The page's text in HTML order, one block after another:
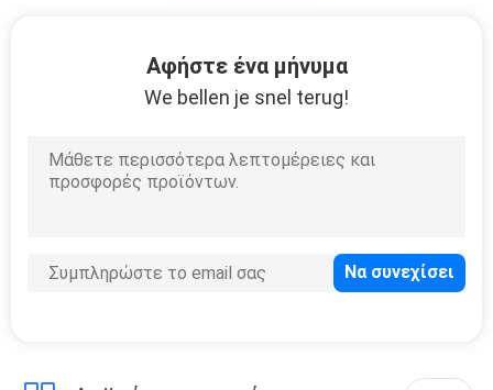
Αφήστε ένα μήνυμα
We bellen je snel terug!